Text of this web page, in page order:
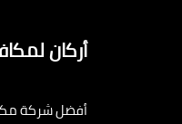
أركان
أفضل شركة